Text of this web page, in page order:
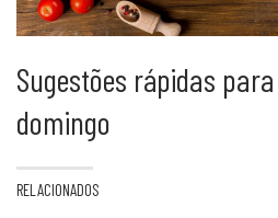
Sugestões rápidas
domingo
RELACIONADOS